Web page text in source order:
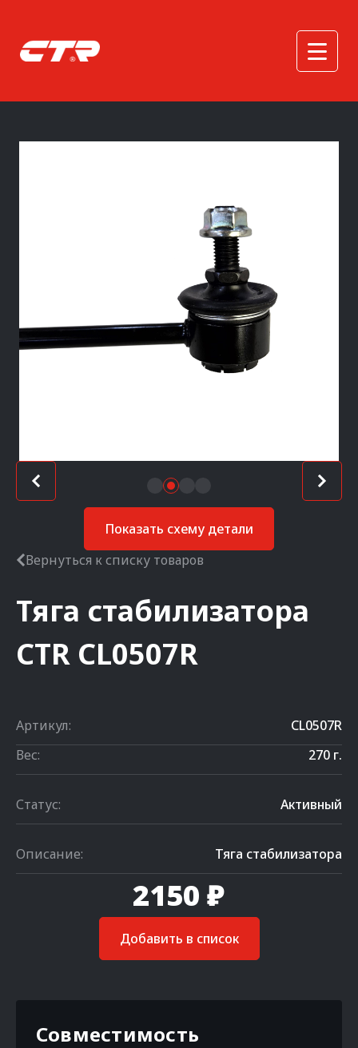
Показать схему детали
Вернуться к списку товаров
Тяга стабилизатора
CTR CL0507R
Артикул:
CL0507R
Вес:
270 г.
Статус: Активный
Описание: Тяга стабилизатора
2150 ₽
Добавить в список
Совместимость